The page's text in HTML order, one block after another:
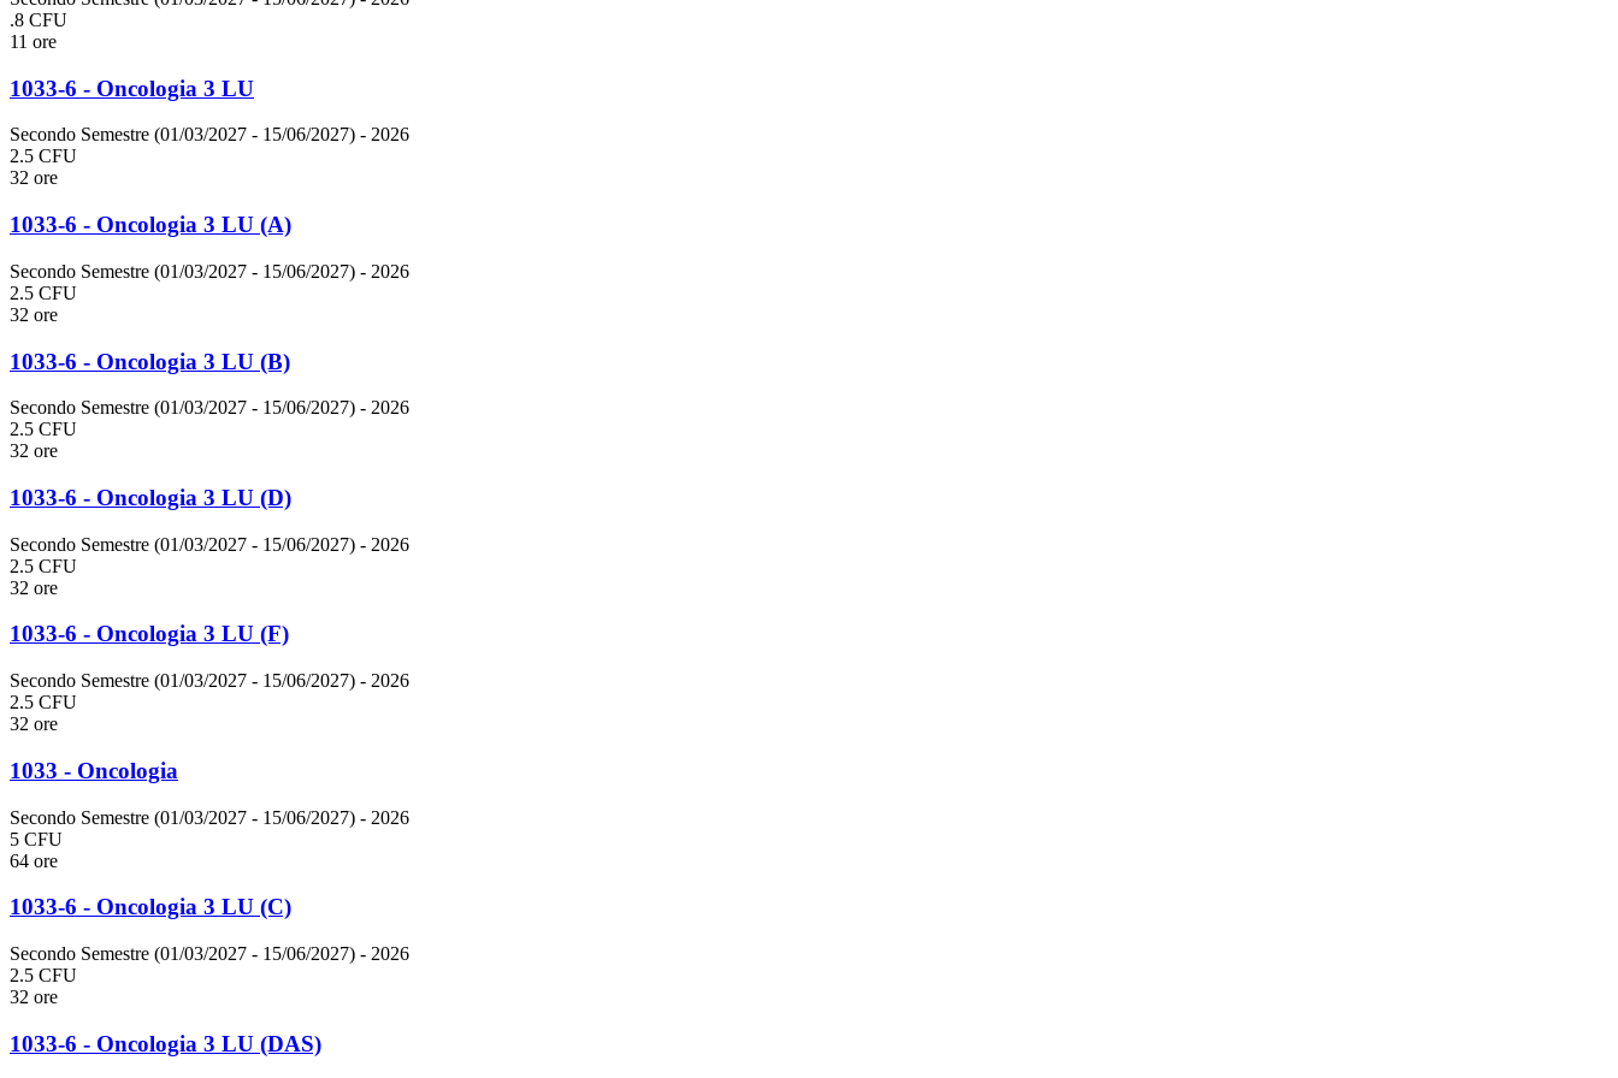
.8 CFU
11 ore
1033-6 - Oncologia 3 LU
Secondo Semestre (01/03/2027 - 15/06/2027) - 2026
2.5 CFU
32 ore
1033-6 - Oncologia 3 LU (A)
Secondo Semestre (01/03/2027 - 15/06/2027) - 2026
2.5 CFU
32 ore
1033-6 - Oncologia 3 LU (B)
Secondo Semestre (01/03/2027 - 15/06/2027) - 2026
2.5 CFU
32 ore
1033-6 - Oncologia 3 LU (D)
Secondo Semestre (01/03/2027 - 15/06/2027) - 2026
2.5 CFU
32 ore
1033-6 - Oncologia 3 LU (F)
Secondo Semestre (01/03/2027 - 15/06/2027) - 2026
2.5 CFU
32 ore
1033 - Oncologia
Secondo Semestre (01/03/2027 - 15/06/2027) - 2026
5 CFU
64 ore
1033-6 - Oncologia 3 LU (C)
Secondo Semestre (01/03/2027 - 15/06/2027) - 2026
2.5 CFU
32 ore
1033-6 - Oncologia 3 LU (DAS)